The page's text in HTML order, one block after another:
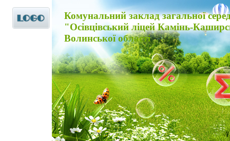
Комунальний заклад загальної
"Осівцівський ліцей Камінь-
Волинської області